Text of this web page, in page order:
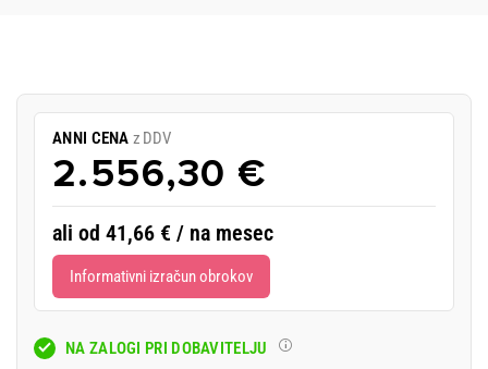
ANNI CENA z DDV
2.556,30 €
ali od 41,66 € / na mesec
Informativni izračun obrokov
NA ZALOGI PRI DOBAVITELJU